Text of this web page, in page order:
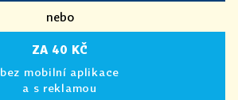
nebo
ZA 40 KČ
bez mobilní aplikace
a s reklamou